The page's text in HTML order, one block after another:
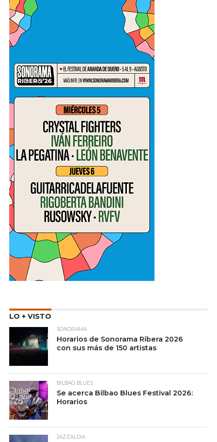
LO + VISTO
SONORAMA
Horarios de Sonorama Ribera 2026
con sus más de 150 artistas
BILBAO BLUES
Se acerca Bilbao Blues Festival 2026:
Horarios
JAZZALDIA